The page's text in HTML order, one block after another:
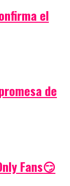
el
de
Fans😏